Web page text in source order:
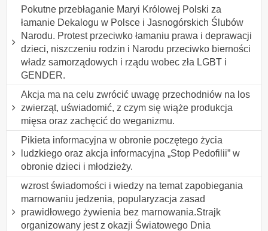
Pokutne przebłaganie Maryi Królowej Polski za
łamanie Dekalogu w Polsce i Jasnogórskich Ślubów
Narodu. Protest przeciwko łamaniu prawa i deprawacji
dzieci, niszczeniu rodzin i Narodu przeciwko bierności
władz samorządowych i rządu wobec zła LGBT i
GENDER.
Akcja ma na celu zwrócić uwagę przechodniów na los
zwierząt, uświadomić, z czym się wiąże produkcja
mięsa oraz zachęcić do weganizmu.
Pikieta informacyjna w obronie poczętego życia
ludzkiego oraz akcja informacyjna „Stop Pedofilii” w
obronie dzieci i młodzieży.
wzrost świadomości i wiedzy na temat zapobiegania
marnowaniu jedzenia, popularyzacja zasad
prawidłowego żywienia bez marnowania.Strajk
organizowany jest z okazji Światowego Dnia